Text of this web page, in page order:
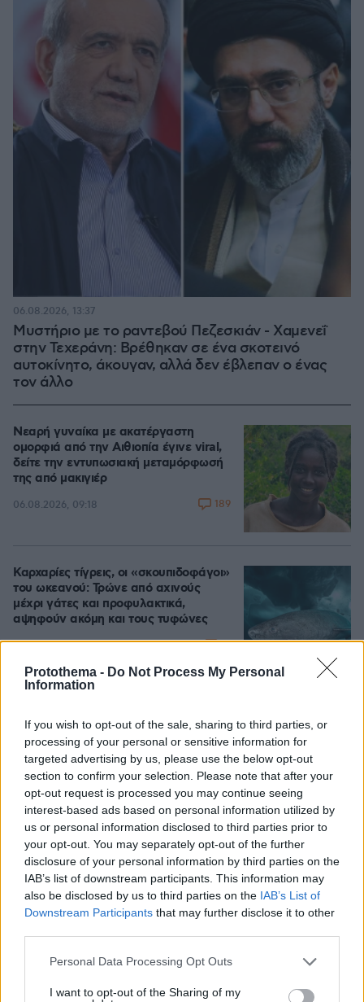
Protothema - Do Not Process My Personal
Information
If you wish to opt-out of the sale, sharing to third parties, or
processing of your personal or sensitive information for
targeted advertising by us, please use the below opt-out
section to confirm your selection. Please note that after your
opt-out request is processed you may continue seeing
interest-based ads based on personal information utilized by
us or personal information disclosed to third parties prior to
your opt-out. You may separately opt-out of the further
disclosure of your personal information by third parties on the
IAB’s list of downstream participants. This information may
also be disclosed by us to third parties on the IAB’s List of
Downstream Participants that may further disclose it to other
Please note that this website/app uses one or more Google
not limited to your visit or usage behaviour. You may click to
Personal Data Processing Opt Outs
I want to opt-out of the Sharing of my
Μυστήριο με το ραντεβού Πεζεσκιάν - Χαμενεΐ
στην Τεχεράνη: Βρέθηκαν σε ένα σκοτεινό
αυτοκίνητο, άκουγαν, αλλά δεν έβλεπαν ο ένας
τον άλλο
06.08.2026, 13:37
Νεαρή γυναίκα με ακατέργαστη
ομορφιά από την Αιθιοπία έγινε viral,
δείτε την εντυπωσιακή μεταμόρφωσή
της από μακιγιέρ
06.08.2026, 09:18 189
Καρχαρίες τίγρεις, οι «σκουπιδοφάγοι»
του ωκεανού: Τρώνε από αχινούς
μέχρι γάτες και προφυλακτικά,
αψηφούν ακόμη και τους τυφώνες
06.08.2026, 14:45 13
Στέφανο, ο ένας έπαθε
ηλεκτροπληξία και έπεσε από ύψος, οι
δύο συνεργοί του τον παράτησαν
νεκρό σε αυτοκίνητο
06.08.2026, 12:10 135
«Τα παιδιά έχουν μια μικρή ίωση»: Το
τελευταίο μήνυμα της μητέρας στον
πρώην σύζυγό της πριν δολοφονήσει
τα τέσσερα παιδιά τους
Με κλαρίνα και μοιρολόγια το